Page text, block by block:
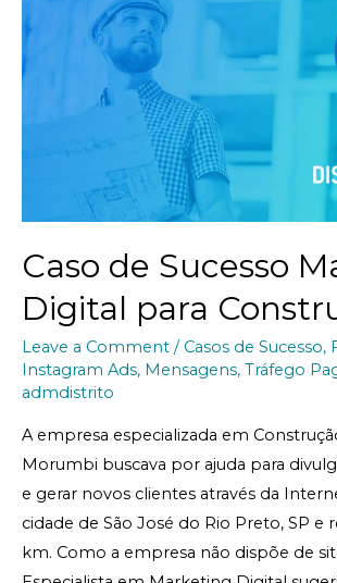
Caso de Sucesso
Digital para
Leave a Comment / Casos de Sucesso,
Instagram Ads, Mensagens, Tráfego
admdistrito
A empresa especializada em
Morumbi buscava por ajuda para
e gerar novos clientes através da
cidade de São José do Rio Preto, SP e
km. Como a empresa não dispõe de